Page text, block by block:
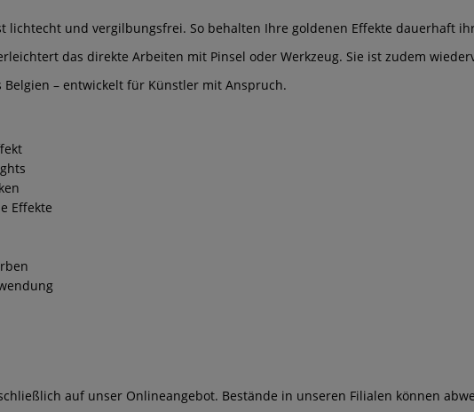
lichtecht und vergilbungsfrei. So behalten Ihre goldenen Effekte dauerhaft
das direkte Arbeiten mit Pinsel oder Werkzeug. Sie ist zudem
– entwickelt für Künstler mit Anspruch.
Effekte
auf unser Onlineangebot. Bestände in unseren Filialen können